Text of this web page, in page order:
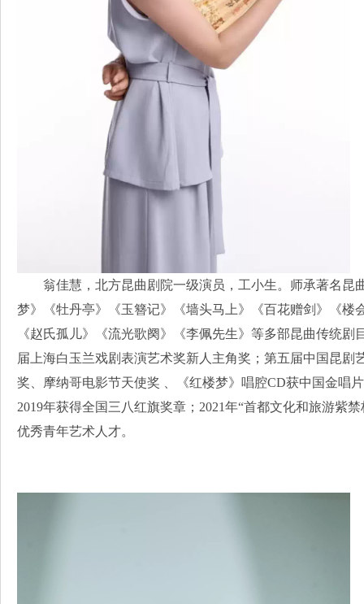
翁佳慧，北方昆曲剧院一级演员，工小生。师承著名昆
梦》《牡丹亭》《玉簪记》《墙头马上》《百花赠剑》《楼
《赵氏孤儿》《流光歌阕》《李佩先生》等多部昆曲传统剧
届上海白玉兰戏剧表演艺术奖新人主角奖；第五届中国昆剧
奖、摩纳哥电影节天使奖 、《红楼梦》唱腔CD获中国金唱
2019年获得全国三八红旗奖章；2021年“首都文化和旅游紫
优秀青年艺术人才。